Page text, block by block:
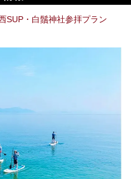
SUP・白鬚神社参拝プラン